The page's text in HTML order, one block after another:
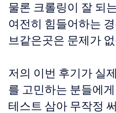
물론 크롤링이 잘 되
여전히 힘들어하는
브같은곳은 문제가
저의 이번 후기가 실
를 고민하는 분들에
테스트 삼아 무작정